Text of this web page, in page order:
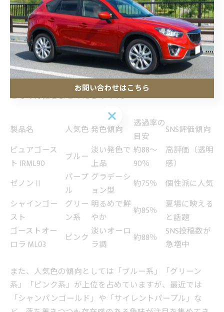
点が評価されており、特にInstagramでは施工後の車両写
真が数多く投稿されています。青系のカラーは引き続き
高い人気を維持しており、透明感とドレスアップ性を両
立する選択肢として幅広い支持を集めています。
以下の表は、現在人気の高いゴーストフィルムのモデル
とその特徴をまとめたものです。
製品名 人気色 発色傾向
透過率の
目安
SNS評価傾向
ピュアゴース
ト IRML90
ブルー 淡い発色で
上品
約88〜
90％
高評価（透明
感）
ゼノンⅡ
パープ
ル
グラデーシ
ョン型
約75％
個性派に人気
シャインゴー
スト
グリー
ン系
明るめで鮮
やか
約85％
夏場に映える
と話題
ゴーストオー
ロラ ML03
ピンク 淡いオーロ
ラ調
約88％
SNS投稿数が
急増中
また、人気色の傾向としては「ブルー系」「グリーン
系」「ピンク系」が上位を占めていますが、最近では
「シャンパンゴールド」や「サイレントパープル」な
お問い合わせはこちら
お問い合わせはこちら